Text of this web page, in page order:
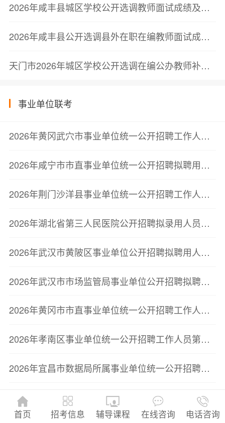
首页 招考信息 辅导课程 在线咨询 电话咨询
2026年咸丰县城区学校公开选调教师面试成绩及总成绩公示
2026年咸丰县公开选调县外在职在编教师面试成绩及总成绩公示
天门市2026年城区学校公开选调在编公办教师补充公告
事业单位联考
2026年黄冈武穴市事业单位统一公开招聘工作人员管理和通用型专业技术岗位(第一批)、卫健医疗岗位拟聘用人员公示公告
2026年咸宁市市直事业单位统一公开招聘拟聘用人员公示(第二批)
2026年荆门沙洋县事业单位统一公开招聘工作人员拟聘用人员公示(二)
2026年湖北省第三人民医院公开招聘拟录用人员公示
2026年武汉市黄陂区事业单位公开招聘拟聘用人员公示（第二批）
2026年武汉市市场监管局事业单位公开招聘拟聘用人员公示
2026年黄冈市市直事业单位统一公开招聘工作人员聘用人员报到上岗通知
2026年孝南区事业单位统一公开招聘工作人员第二批拟聘用人员公示
2026年宜昌市数据局所属事业单位统一公开招聘工作人员拟聘用人员公示公告
2026年广水市卫健系统事业单位公开招聘第一批拟聘用人员公示